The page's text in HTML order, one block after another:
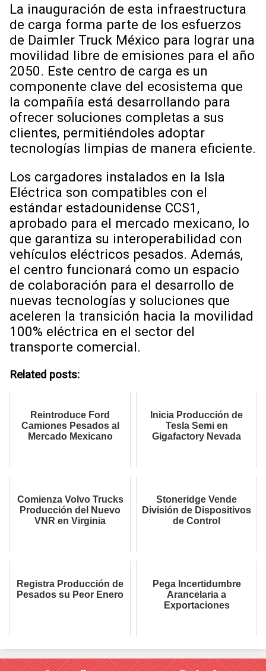
La inauguración de esta infraestructura
de carga forma parte de los esfuerzos
de Daimler Truck México para lograr una
movilidad libre de emisiones para el año
2050. Este centro de carga es un
componente clave del ecosistema que
la compañía está desarrollando para
ofrecer soluciones completas a sus
clientes, permitiéndoles adoptar
tecnologías limpias de manera eficiente.
Los cargadores instalados en la Isla
Eléctrica son compatibles con el
estándar estadounidense CCS1,
aprobado para el mercado mexicano, lo
que garantiza su interoperabilidad con
vehículos eléctricos pesados. Además,
el centro funcionará como un espacio
de colaboración para el desarrollo de
nuevas tecnologías y soluciones que
aceleren la transición hacia la movilidad
100% eléctrica en el sector del
transporte comercial.
Related posts:
Reintroduce Ford
Camiones Pesados al
Mercado Mexicano
Inicia Producción de
Tesla Semi en
Gigafactory Nevada
Comienza Volvo Trucks
Producción del Nuevo
VNR en Virginia
Stoneridge Vende
División de Dispositivos
de Control
Registra Producción de
Pesados su Peor Enero
Pega Incertidumbre
Arancelaria a
Exportaciones